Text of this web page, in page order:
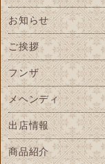
お知らせ
ご挨拶
フンザ
メヘンディ
出店情報
商品紹介